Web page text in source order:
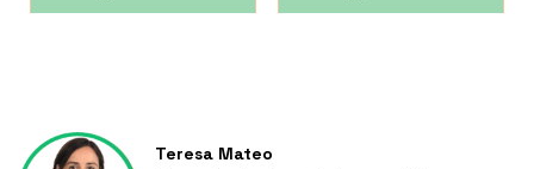
Teresa Mateo